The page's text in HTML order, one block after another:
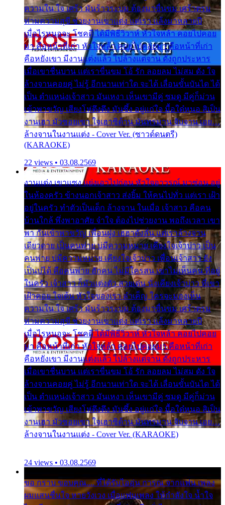
ความใน ใจ เศร้า มันร้าวระบม ต้องมาขื่นขม เศร้าตรม
ท่ามความสุขี ช่วยงานเขาแต่ง แต่เรา แล้งมาหลายปี
เมื่อไรหนอจะ โชคดี ได้มีพิธีวิวาห์ หัวใจหล้า คอยไปคอย
มา คือหน้าที่เก่า หัวใจหล้า คอยไปคอยมา คือหน้าที่เก่า
คือหยังเขา มีงานแต่งแล้ว ไปล้างแต่จาน ดั่งถูกประหาร
เมื่อเขาชื่นบาน แต่เราขื่นขม โอ้ รัก ลอยลม ไม่สม ดัง ใจ
ล้างจานคอยคู่ ไม่รู้ อีกนานเท่าใด จะได้ เลื่อนขั้นบันได ได้
เป็น ตำแหน่งเจ้าสาว มันเหงา เห็นเขามีคู่ ซมดู มีคู่ก็ม่วน
เข้าพาขวัญ เสียงโห่ตึงตึง มันซึ้ง อยู่แก่ใจ มื้อใด๋หนอ สิเป็น
งานเฮา มัวซอยเขา ใจเฮาซิด้าน มันทรมาน จับจาน เอย…
ล้างจานในงานแต่ง - Cover Ver. (ซาวด์ดนตรี)
(KARAOKE)
22 views • 03.08.2569
งานแต่ง เขาแซง แย่งเอาไปก่อน หัวใจอาวรณ์ มาซ่อน อยู่
ในห้องครัว ข้างนอกเจ้าสาว ส่งยิ้ม ให้คนไปทั่ว แต่เรา เฝ้า
อยู่ในครัว ทำตัวเป็นเด็ก ล้างจาน ในเมื่อ เจ้าสาว คือคน
บ้านใกล้ พึ่งพาอาศัย จำใจ ต้องไปช่วยงาน พอถึงเวลา เขา
พา กันเข้าพาขวัญ เพื่อนฝูง เฮฮาดังลั่น แต่เราล้างจาน
เดียวดาย เป็นคนพ่าย บ่มีความหมาย เคียงใจเจ้าบ่าว เป็น
คนพ่าย บ่มีความหมาย เคียงใจเจ้าบ่าว เพื่อนเจ้าสาว ยัง
เป็นบ่ได้ คือคนพ่าย ฮักคน ไม่มีใครสน เขาไม่เห็นคน ที่อยู่
ในครัว เจ้าสาว ก็มัวแต่งตัว สวยเด่น นั่งเคียงเจ้าบ่าว ที่เขา
เฝ้าคอย ใจเต้น หัวใจของเรา ลำเค็ญ ใครจะมองเห็น
ความใน ใจ เศร้า มันร้าวระบม ต้องมาขื่นขม เศร้าตรม
ท่ามความสุขี ช่วยงานเขาแต่ง แต่เรา แล้งมาหลายปี
เมื่อไรหนอจะ โชคดี ได้มีพิธีวิวาห์ หัวใจหล้า คอยไปคอย
มา คือหน้าที่เก่า หัวใจหล้า คอยไปคอยมา คือหน้าที่เก่า
คือหยังเขา มีงานแต่งแล้ว ไปล้างแต่จาน ดั่งถูกประหาร
เมื่อเขาชื่นบาน แต่เราขื่นขม โอ้ รัก ลอยลม ไม่สม ดัง ใจ
ล้างจานคอยคู่ ไม่รู้ อีกนานเท่าใด จะได้ เลื่อนขั้นบันได ได้
เป็น ตำแหน่งเจ้าสาว มันเหงา เห็นเขามีคู่ ซมดู มีคู่ก็ม่วน
เข้าพาขวัญ เสียงโห่ตึงตึง มันซึ้ง อยู่แก่ใจ มื้อใด๋หนอ สิเป็น
งานเฮา มัวซอยเขา ใจเฮาซิด้าน มันทรมาน จับจาน เอย…
ล้างจานในงานแต่ง - Cover Ver. (KARAOKE)
24 views • 03.08.2569
ขอ กราบ ขอบคุณ.... ที่ได้รับไออุ่น การุณ จากแฟน เพลง
ผมแสนชื่นใจ หายวังเวง เมื่อแฟนเพลง ให้กำลังใจ น้ำใจ